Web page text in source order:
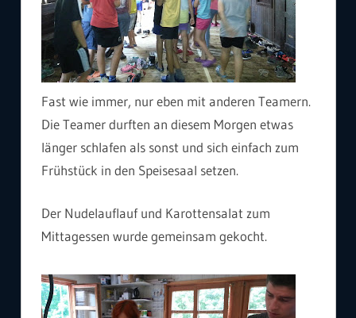
Fast wie immer, nur eben mit anderen Teamern.
Die Teamer durften an diesem Morgen etwas
länger schlafen als sonst und sich einfach zum
Frühstück in den Speisesaal setzen.
Der Nudelauflauf und Karottensalat zum
Mittagessen wurde gemeinsam gekocht.